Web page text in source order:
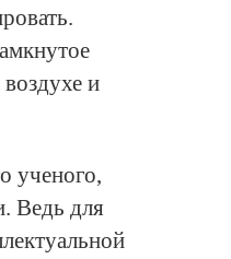
и
ученого,
Ведь для